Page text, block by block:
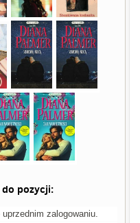
pozycji:
zalogowaniu.